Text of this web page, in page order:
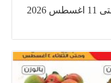
عروض المرشدى اليوم 5 اغسطس حتى 11 اغسطس 2026